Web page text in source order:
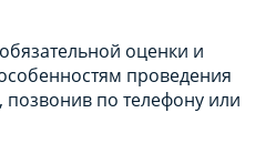
оценки и
проведения
по телефону или